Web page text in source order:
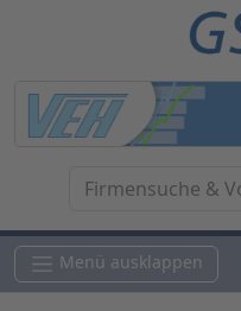
Menü ausklappen